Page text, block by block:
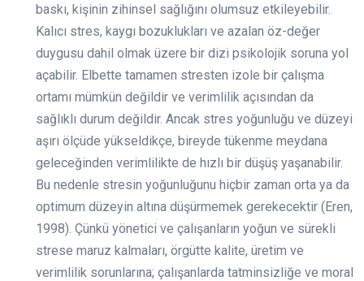
baskı, kişinin zihinsel sağlığını olumsuz etkileyebilir.
Kalıcı stres, kaygı bozuklukları ve azalan öz-değer
duygusu dahil olmak üzere bir dizi psikolojik soruna yol
açabilir. Elbette tamamen stresten izole bir çalışma
ortamı mümkün değildir ve verimlilik açısından da
sağlıklı durum değildir. Ancak stres yoğunluğu ve düzeyi
aşırı ölçüde yükseldikçe, bireyde tükenme meydana
geleceğinden verimlilikte de hızlı bir düşüş yaşanabilir.
Bu nedenle stresin yoğunluğunu hiçbir zaman orta ya da
optimum düzeyin altına düşürmemek gerekecektir (Eren,
1998). Çünkü yönetici ve çalışanların yoğun ve sürekli
strese maruz kalmaları, örgütte kalite, üretim ve
verimlilik sorunlarına; çalışanlarda tatminsizliğe ve moral